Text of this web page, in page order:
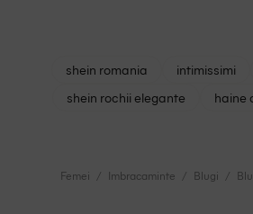
shein romania intimissimi
shein rochii elegante
haine
Femei Imbracaminte Blugi